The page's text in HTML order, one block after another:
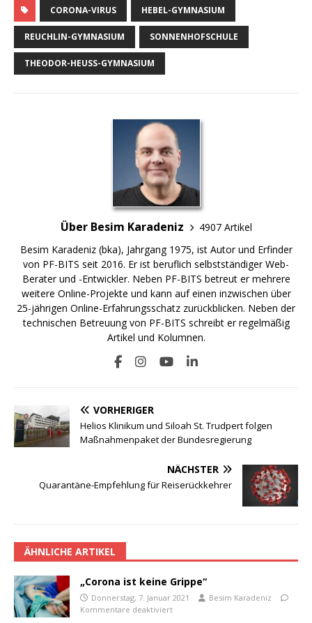
CORONA-VIRUS HEBEL-GYMNASIUM
REUCHLIN-GYMNASIUM SONNENHOFSCHULE
THEODOR-HEUSS-GYMNASIUM
Über Besim Karadeniz
4907 Artikel
Besim Karadeniz (bka), Jahrgang 1975, ist Autor und Erfinder
von PF-BITS seit 2016. Er ist beruflich selbstständiger Web-
Berater und -Entwickler. Neben PF-BITS betreut er mehrere
weitere Online-Projekte und kann auf einen inzwischen über
25-jährigen Online-Erfahrungsschatz zurückblicken. Neben der
technischen Betreuung von PF-BITS schreibt er regelmäßig
Artikel und Kolumnen.
VORHERIGER
Helios Klinikum und Siloah St. Trudpert folgen
Maßnahmenpaket der Bundesregierung
NÄCHSTER
Quarantäne-Empfehlung für Reiserückkehrer
ÄHNLICHE ARTIKEL
„Corona ist keine Grippe“
Donnerstag, 7. Januar 2021
Besim Karadeniz
Kommentare deaktiviert